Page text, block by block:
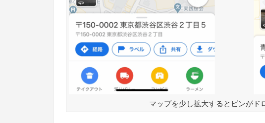
マップを少し拡大するとピンがド